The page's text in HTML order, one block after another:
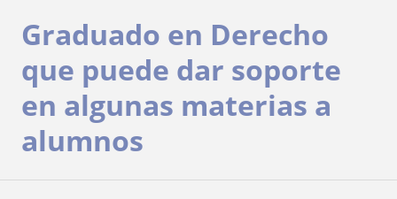
Graduado en Derecho
que puede dar soporte
en algunas materias a
alumnos